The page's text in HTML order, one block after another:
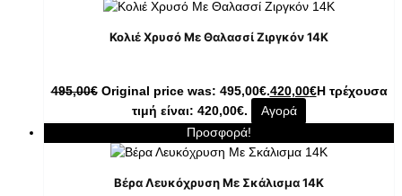
Κολιέ Χρυσό Με Θαλασσί Ζιργκόν 14K
495,00€ Original price was: 495,00€.420,00€Η τρέχουσα
τιμή είναι: 420,00€.
Αγορά
Προσφορά!
Βέρα Λευκόχρυση Με Σκάλισμα 14Κ